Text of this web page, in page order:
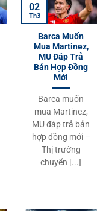
Barca Muốn
Mua Martinez,
MU Đáp Trả
Bản Hợp Đồng
Mới
Barca muốn
mua Martinez,
MU đáp trả bản
hợp đồng mới –
Thị trường
chuyển [...]
02
Th3